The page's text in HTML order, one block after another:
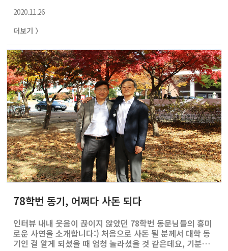
기침체에도 불구하고 성장하고 기회를 얻는 기업 역시 존재
창업한 온라인 교육기업 ‘휴넷’은 현재의 코로나 팬데믹 상
황 속에서도 현실의 변화 흐름을 분석하고 준비한 것을 바
탕으로 기회를 잡는 데에 성공했다. 휴넷은 어떠한 기업인
가요? 휴넷의 서비스 영역은 주로 기업교육입니다. 기업에
근무하는 직장인들이 우리의 주요 타깃이고 기업을 통해서
해당 직장인들에게 에듀-테크, e러닝 등을 종합적으로 제공
하고 있습니다. 현재는 ..
2020.11.26
더보기 〉
78학번 동기, 어쩌다 사돈 되다
인터뷰 내내 웃음이 끊이지 않았던 78학번 동문님들의 흥미
로운 사연을 소개합니다:) 처음으로 사돈 될 분께서 대학 동
기인 걸 알게 되셨을 때 엄청 놀라셨을 것 같은데요, 기분이